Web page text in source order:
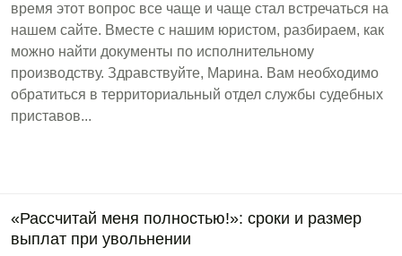
время этот вопрос все чаще и чаще стал встречаться на
нашем сайте. Вместе с нашим юристом, разбираем, как
можно найти документы по исполнительному
производству. Здравствуйте, Марина. Вам необходимо
обратиться в территориальный отдел службы судебных
приставов...
«Рассчитай меня полностью!»: сроки и размер
выплат при увольнении